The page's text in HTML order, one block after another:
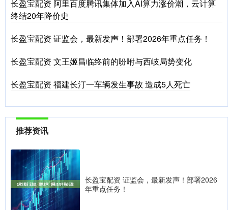
长盈宝配资 阿里百度腾讯集体加入AI算力涨价潮，云计算
终结20年降价史
长盈宝配资 证监会，最新发声！部署2026年重点任务！
长盈宝配资 文王姬昌临终前的吩咐与西岐局势变化
长盈宝配资 福建长汀一车辆发生事故 造成5人死亡
推荐资讯
长盈宝配资 证监会，最新发声！部署2026
年重点任务！